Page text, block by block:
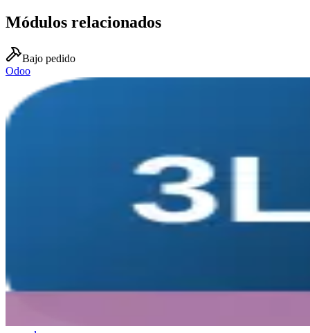
Módulos relacionados
Bajo pedido
Odoo